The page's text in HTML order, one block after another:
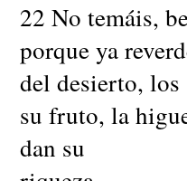
22 No temáis,
porque ya
del desierto, los
su fruto, la
dan su